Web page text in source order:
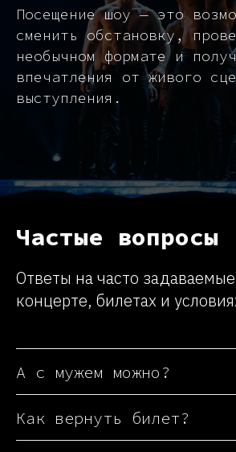
Посещение шоу — это
сменить обстановку,
необычном формате и
впечатления от живого
выступления.
Частые вопросы
Ответы на часто
концерте, билетах и
А с мужем можно?
Как вернуть билет?